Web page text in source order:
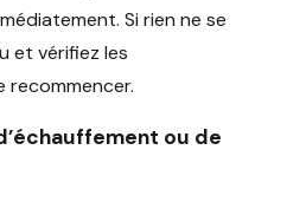
Si rien ne se
et vérifiez les
ou de